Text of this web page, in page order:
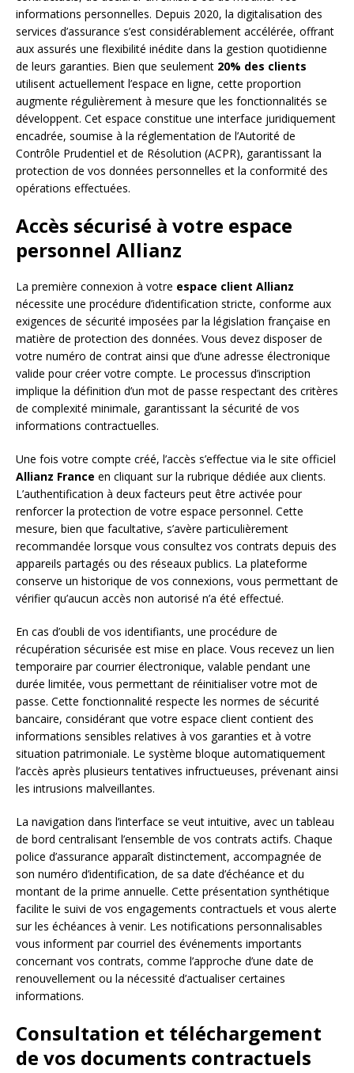
informations personnelles. Depuis 2020, la digitalisation des
services d’assurance s’est considérablement accélérée, offrant
aux assurés une flexibilité inédite dans la gestion quotidienne
de leurs garanties. Bien que seulement 20% des clients
utilisent actuellement l’espace en ligne, cette proportion
augmente régulièrement à mesure que les fonctionnalités se
développent. Cet espace constitue une interface juridiquement
encadrée, soumise à la réglementation de l’Autorité de
Contrôle Prudentiel et de Résolution (ACPR), garantissant la
protection de vos données personnelles et la conformité des
opérations effectuées.
Accès sécurisé à votre espace
personnel Allianz
La première connexion à votre espace client Allianz
nécessite une procédure d’identification stricte, conforme aux
exigences de sécurité imposées par la législation française en
matière de protection des données. Vous devez disposer de
votre numéro de contrat ainsi que d’une adresse électronique
valide pour créer votre compte. Le processus d’inscription
implique la définition d’un mot de passe respectant des critères
de complexité minimale, garantissant la sécurité de vos
informations contractuelles.
Une fois votre compte créé, l’accès s’effectue via le site officiel
Allianz France en cliquant sur la rubrique dédiée aux clients.
L’authentification à deux facteurs peut être activée pour
renforcer la protection de votre espace personnel. Cette
mesure, bien que facultative, s’avère particulièrement
recommandée lorsque vous consultez vos contrats depuis des
appareils partagés ou des réseaux publics. La plateforme
conserve un historique de vos connexions, vous permettant de
vérifier qu’aucun accès non autorisé n’a été effectué.
En cas d’oubli de vos identifiants, une procédure de
récupération sécurisée est mise en place. Vous recevez un lien
temporaire par courrier électronique, valable pendant une
durée limitée, vous permettant de réinitialiser votre mot de
passe. Cette fonctionnalité respecte les normes de sécurité
bancaire, considérant que votre espace client contient des
informations sensibles relatives à vos garanties et à votre
situation patrimoniale. Le système bloque automatiquement
l’accès après plusieurs tentatives infructueuses, prévenant ainsi
les intrusions malveillantes.
La navigation dans l’interface se veut intuitive, avec un tableau
de bord centralisant l’ensemble de vos contrats actifs. Chaque
police d’assurance apparaît distinctement, accompagnée de
son numéro d’identification, de sa date d’échéance et du
montant de la prime annuelle. Cette présentation synthétique
facilite le suivi de vos engagements contractuels et vous alerte
sur les échéances à venir. Les notifications personnalisables
vous informent par courriel des événements importants
concernant vos contrats, comme l’approche d’une date de
renouvellement ou la nécessité d’actualiser certaines
informations.
Consultation et téléchargement
de vos documents contractuels